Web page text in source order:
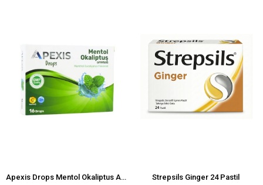
Apexis Drops Mentol Okaliptus Aromalı Pastil 16'lı Strepsils Ginger 24 Pastil